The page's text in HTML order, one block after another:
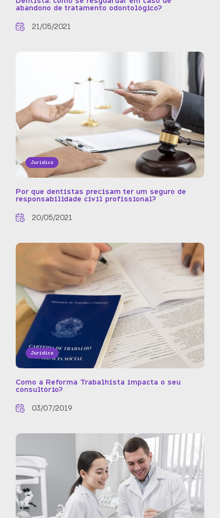
abandono de tratamento odontológico?
21/05/2021
Jurídico
Por que dentistas precisam ter um seguro de
responsabilidade civil profissional?
20/05/2021
Jurídico
Como a Reforma Trabalhista impacta o seu
consultório?
03/07/2019